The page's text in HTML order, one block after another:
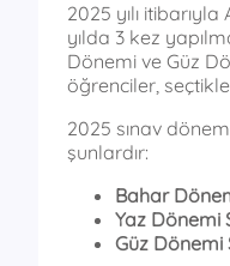
2025 yılı itibarıyla
yılda 3 kez
Dönemi ve Güz
öğrenciler,
2025 sınav
şunlardır:
Bahar
Yaz Dönemi
Güz Dönemi